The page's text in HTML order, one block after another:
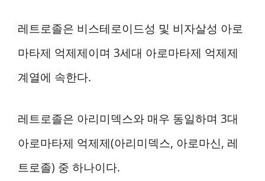
레트로졸은 비스테로이드성 및 비자살성 아로
마타제 억제제이며 3세대 아로마타제 억제제
계열에 속한다.
레트로졸은 아리미덱스와 매우 동일하며 3대
아로마타제 억제제(아리미덱스, 아로마신, 레
트로졸) 중 하나이다.